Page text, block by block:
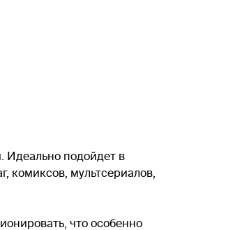
Идеально подойдет в
комиксов, мультсериалов,
что особенно